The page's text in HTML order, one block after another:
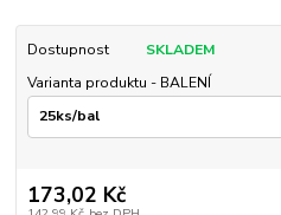
Dostupnost
SKLADEM
Varianta produktu - BALENÍ
173,02 Kč